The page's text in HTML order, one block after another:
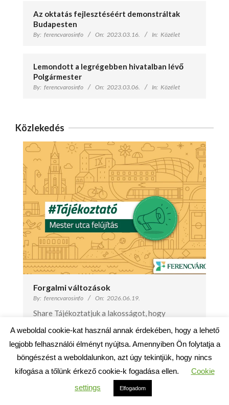
Az oktatás fejlesztéséért demonstráltak
Budapesten
By: ferencvarosinfo On: 2023.03.16. In: Közélet
Lemondott a legrégebben hivatalban lévő
Polgármester
By: ferencvarosinfo On: 2023.03.06. In: Közélet
Közlekedés
Forgalmi változások
By: ferencvarosinfo On: 2026.06.19.
Share Tájékoztatjuk a lakosságot, hogy
közvilágítási karbantartási és
lámpatestcseréhez kapcsolódó munkák zajlanak
a Mester utca Ferenc körút és Haller utca
közötti szakaszán. Munkavégzés
időszakaKezdés: 2026. június 20. (szombat)
7:00Befejezés: 2026. június 21. (vasárnap)
A weboldal cookie-kat használ annak érdekében, hogy a lehető
legjobb felhasználói élményt nyújtsa. Amennyiben Ön folytatja a
böngészést a weboldalunkon, azt úgy tekintjük, hogy nincs
kifogása a tőlünk érkező cookie-k fogadása ellen.
Cookie
settings
Elfogadom